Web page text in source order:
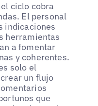
ciclo cobra
El personal
indicaciones
herramientas
a fomentar
y coherentes.
solo el
un flujo
que